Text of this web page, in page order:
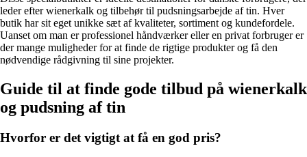
leder efter wienerkalk og tilbehør til pudsningsarbejde af tin. Hver
butik har sit eget unikke sæt af kvaliteter, sortiment og kundefordele.
Uanset om man er professionel håndværker eller en privat forbruger er
der mange muligheder for at finde de rigtige produkter og få den
nødvendige rådgivning til sine projekter.
Guide til at finde gode tilbud på wienerkalk
og pudsning af tin
Hvorfor er det vigtigt at få en god pris?